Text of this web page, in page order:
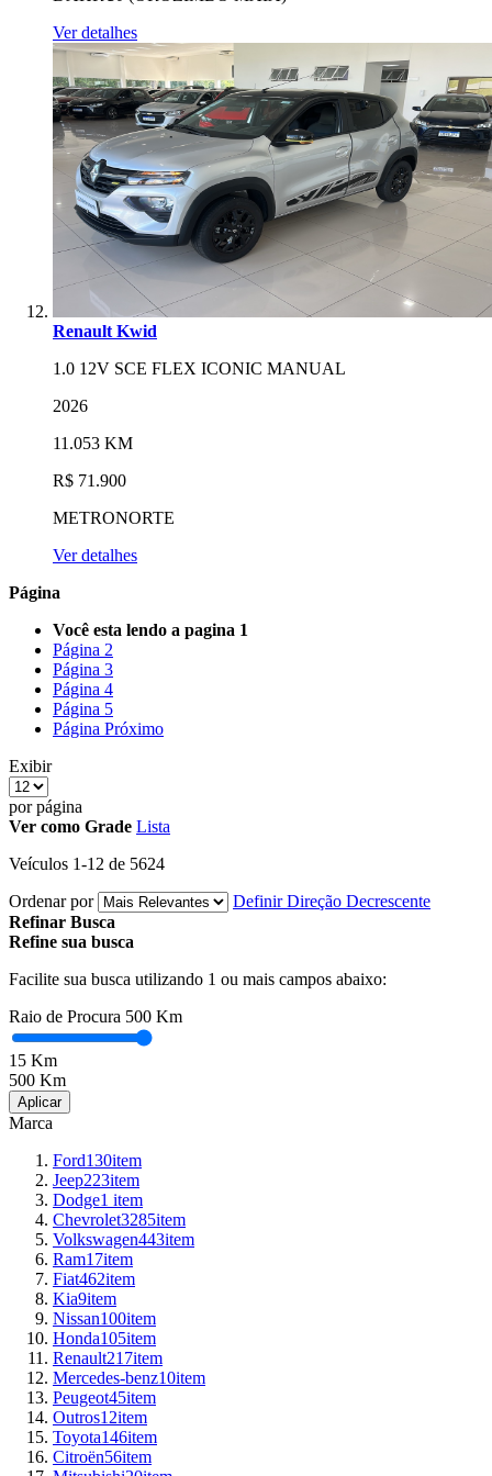
Ver detalhes
Renault Kwid
1.0 12V SCE FLEX ICONIC MANUAL
2026
11.053 KM
R$ 71.900
METRONORTE
Ver detalhes
Página
Você esta lendo a pagina 1
Página 2
Página 3
Página 4
Página 5
Página Próximo
Exibir
por página
Ver como Grade Lista
Veículos 1-12 de 5624
Ordenar por
Definir Direção Decrescente
Refinar Busca
Refine sua busca
Facilite sua busca utilizando 1 ou mais campos abaixo:
Raio de Procura 500 Km
15 Km
500 Km
Marca
Ford130item
Jeep223item
Dodge1 item
Chevrolet3285item
Volkswagen443item
Ram17item
Fiat462item
Kia9item
Nissan100item
Honda105item
Renault217item
Mercedes-benz10item
Peugeot45item
Outros12item
Toyota146item
Citroën56item